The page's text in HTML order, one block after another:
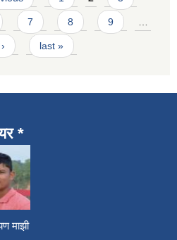
7 8 9
last »
*
माझी